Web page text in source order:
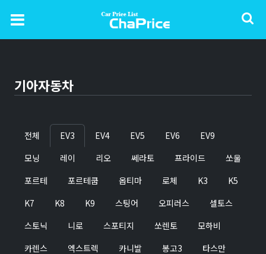
기아자동차
전체 EV3 EV4 EV5 EV6
EV9
모닝
레이 리오 쎄라토 프라이드
쏘울
포르테
포르테쿱 옵티마 로체 K3
K5
K7
K8 K9 스팅어 오피러스
셀토스
스토닉
니로 스포티지 쏘렌토
모하비
카렌스
엑스트렉 카니발 봉고3
타스만